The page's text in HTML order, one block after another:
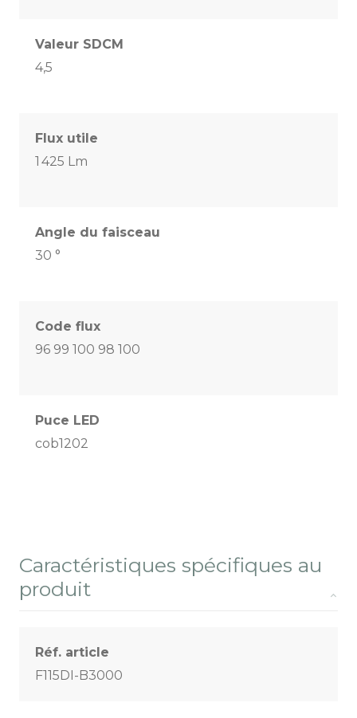
Valeur SDCM
4,5
Flux utile
1 425 Lm
Angle du faisceau
30 °
Code flux
96 99 100 98 100
Puce LED
cob1202
Caractéristiques spécifiques au
produit
Réf. article
F115DI-B3000